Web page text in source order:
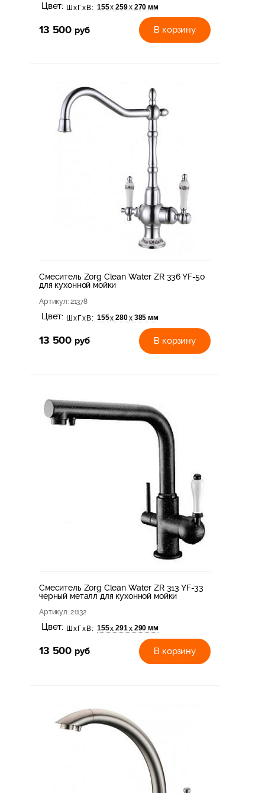
Цвет: ШхГхВ: 155х 259х 270 мм
13 500 руб В корзину
Смеситель Zorg Clean Water ZR 336 YF-50
для кухонной мойки
Артикул: 21378
Цвет: ШхГхВ: 155х 280х 385 мм
13 500 руб В корзину
Смеситель Zorg Clean Water ZR 313 YF-33
черный металл для кухонной мойки
Артикул: 21132
Цвет: ШхГхВ: 155х 291х 290 мм
13 500 руб В корзину